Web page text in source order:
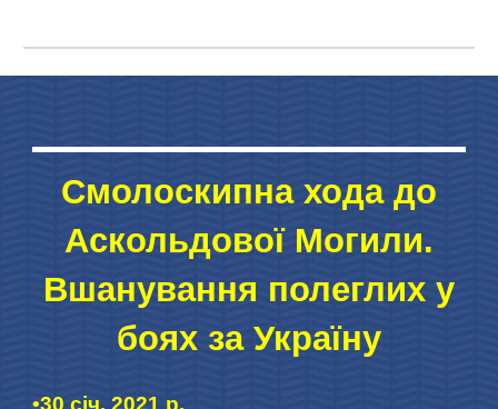
Смолоскипна хода до
Аскольдової Могили.
Вшанування полеглих у
боях за Україну
•30 січ. 2021 р.